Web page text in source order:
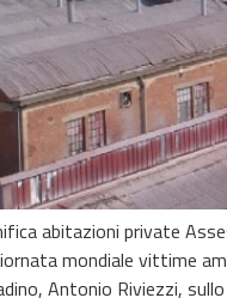
abitazioni private
mondiale vittime
Antonio Riviezzi,